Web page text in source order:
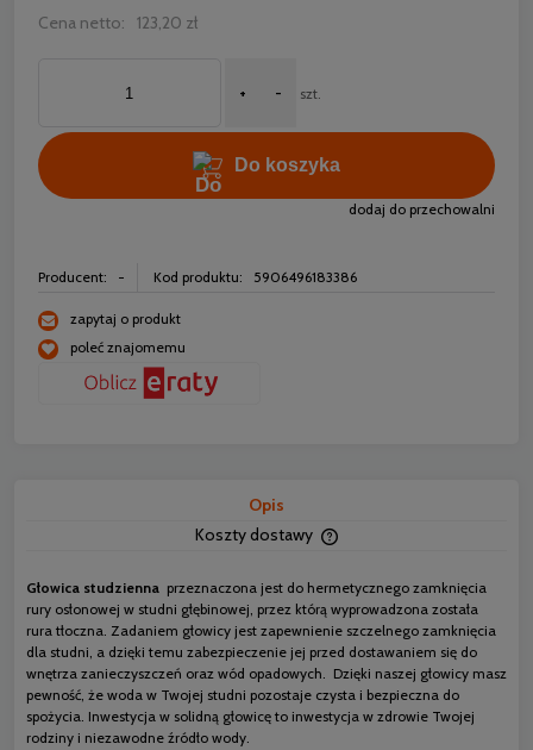
Cena netto: 123,20 zł
+ - szt.
Do koszyka
dodaj do przechowalni
Producent: - Kod produktu: 5906496183386
zapytaj o produkt
poleć znajomemu
Opis
Koszty dostawy
płatności
Głowica studzienna przeznaczona jest do hermetycznego zamknięcia
rury osłonowej w studni głębinowej, przez którą wyprowadzona została
rura tłoczna. Zadaniem głowicy jest zapewnienie szczelnego zamknięcia
dla studni, a dzięki temu zabezpieczenie jej przed dostawaniem się do
wnętrza zanieczyszczeń oraz wód opadowych. Dzięki naszej głowicy masz
pewność, że woda w Twojej studni pozostaje czysta i bezpieczna do
spożycia. Inwestycja w solidną głowicę to inwestycja w zdrowie Twojej
rodziny i niezawodne źródło wody.